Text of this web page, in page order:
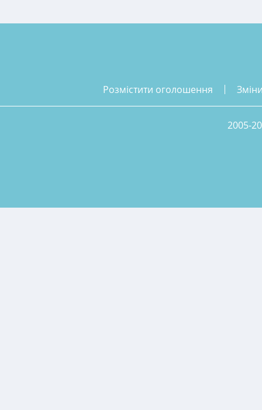
розмістити оголошення
2005-